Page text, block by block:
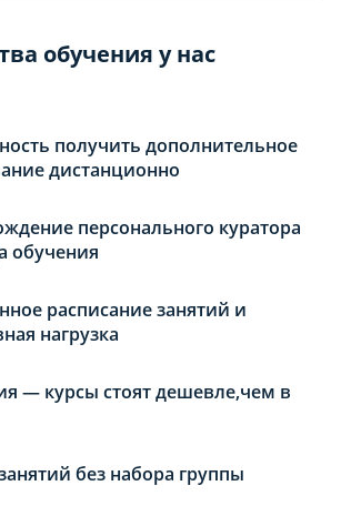
обучения у нас
получить дополнительное
дистанционно
персонального куратора
обучения
расписание занятий и
нагрузка
— курсы стоят дешевле,чем в
без набора группы